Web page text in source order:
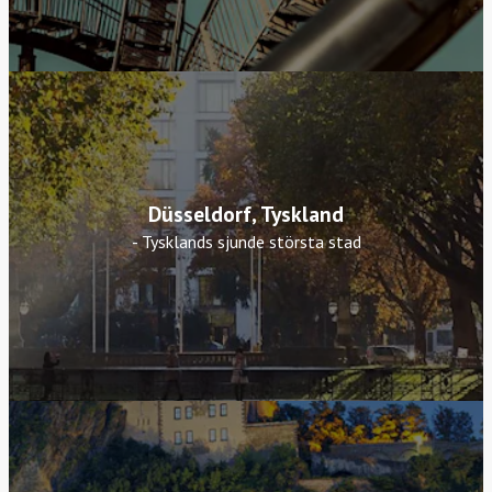
Düsseldorf, Tyskland
- Tysklands sjunde största stad